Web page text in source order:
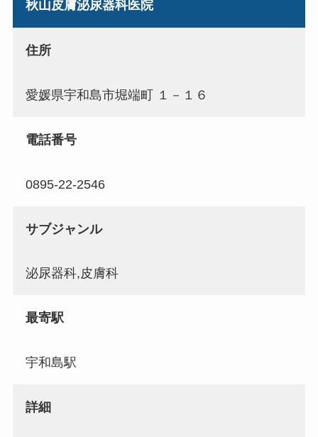
秋山皮膚泌尿器科医院
住所
愛媛県宇和島市堀端町 １－１６
電話番号
0895-22-2546
サブジャンル
泌尿器科,皮膚科
最寄駅
宇和島駅
詳細